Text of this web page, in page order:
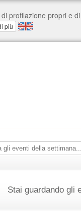
Stai guardando gli